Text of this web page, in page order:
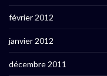
février 2012
janvier 2012
décembre 2011